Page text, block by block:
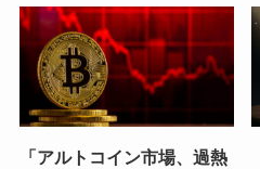
「アルトコイン市場、過熱